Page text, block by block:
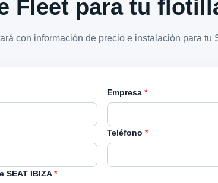
Fleet para tu
con información de precio e instalación para tu
Empresa *
Teléfono *
SEAT IBIZA*